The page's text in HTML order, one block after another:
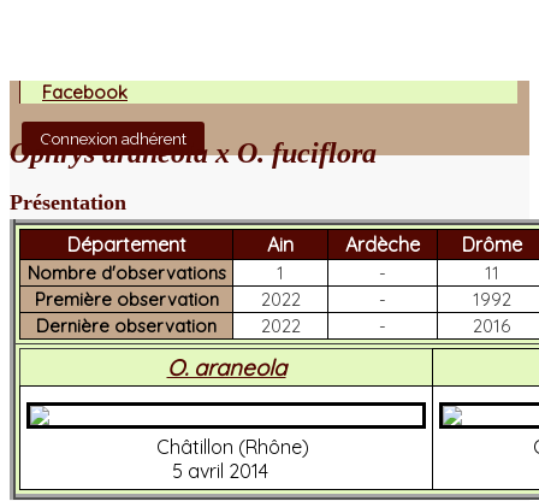
Facebook
Connexion adhérent
Ophrys araneola x O. fuciflora
Présentation
Département
Ain Ardèche Drôme
Nombre d'observations 1 -
11
Première observation
2022 -
1992
Dernière observation
2022 - 2016
O. araneola
Châtillon (Rhône)
5 avril 2014